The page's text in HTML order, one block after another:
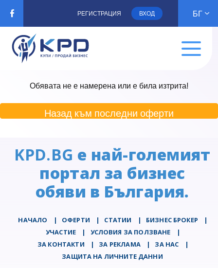
РЕГИСТРАЦИЯ ВХОД БГ
Обявата не е намерена или е била изтрита!
Назад към последни оферти
KPD.BG е най-големият
портал за бизнес
обяви в България.
НАЧАЛО | ОФЕРТИ | СТАТИИ | БИЗНЕС БРОКЕР
|
УЧАСТИЕ
| УСЛОВИЯ ЗА ПОЛЗВАНЕ
|
ЗА КОНТАКТИ
| ЗА РЕКЛАМА | ЗА НАС
|
ЗАЩИТА НА ЛИЧНИТЕ ДАННИ